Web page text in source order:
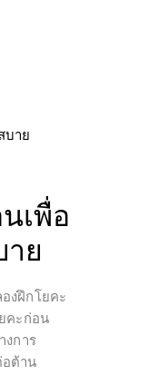
เพื่อ
ย
งฝึกโยคะ
คะก่อน
งการ
อต้าน